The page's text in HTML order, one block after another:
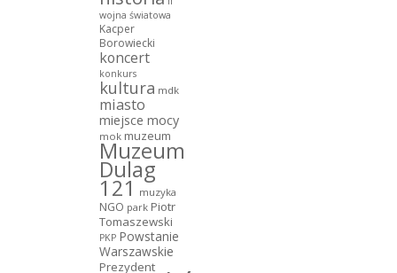
wojna światowa
Kacper
Borowiecki
koncert
konkurs
kultura mdk
miasto
miejsce mocy
mok muzeum
Muzeum
Dulag
121 muzyka
NGO park Piotr
Tomaszewski
PKP Powstanie
Warszawskie
Prezydent